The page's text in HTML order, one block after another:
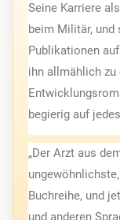
Seine Karriere
beim Militär, und
Publikationen
ihn allmählich zu
begierig auf
„Der Arzt aus
Buchreihe, und
und anderen